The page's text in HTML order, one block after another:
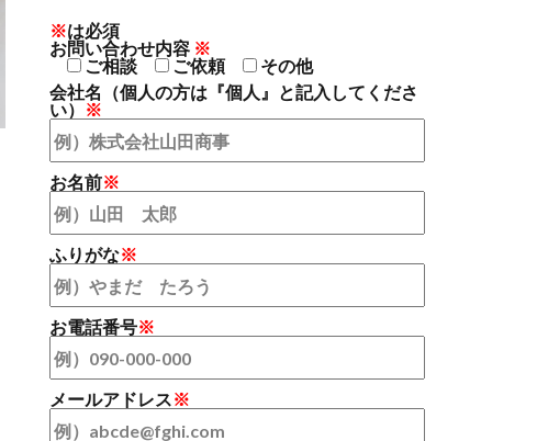
※は必須
お問い合わせ内容 ※
ご相談
ご依頼
その他
会社名
（個人の方は『個人』と記入してくださ
い） ※
お名前※
ふりがな※
お電話番号※
メールアドレス※